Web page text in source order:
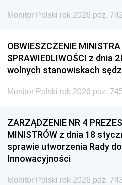
Monitor Polski rok 2026 poz.
OBWIESZCZENIE MINISTRA
SPRAWIEDLIWOŚCI z dnia
wolnych stanowiskach
Monitor Polski rok 2026 poz.
ZARZĄDZENIE NR 4
MINISTRÓW z dnia 18
sprawie utworzenia Rady
Innowacyjności
Monitor Polski rok 2026 poz.